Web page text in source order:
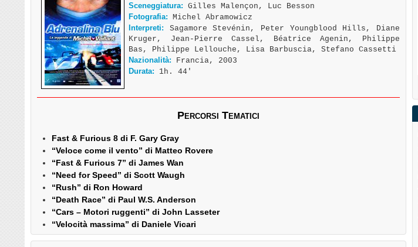
Sceneggiatura: Gilles Malençon, Luc Besson
Fotografia: Michel Abramowicz
Interpreti: Sagamore Stevénin, Peter Youngblood Hills, Diane
Kruger, Jean-Pierre Cassel, Béatrice Agenin, Philippe
Bas, Philippe Lellouche, Lisa Barbuscia, Stefano Cassetti
Nazionalità: Francia, 2003
Durata: 1h. 44′
Percorsi Tematici
Fast & Furious 8 di F. Gary Gray
“Veloce come il vento” di Matteo Rovere
“Fast & Furious 7” di James Wan
“Need for Speed” di Scott Waugh
“Rush” di Ron Howard
“Death Race” di Paul W.S. Anderson
“Cars – Motori ruggenti” di John Lasseter
“Velocità massima” di Daniele Vicari